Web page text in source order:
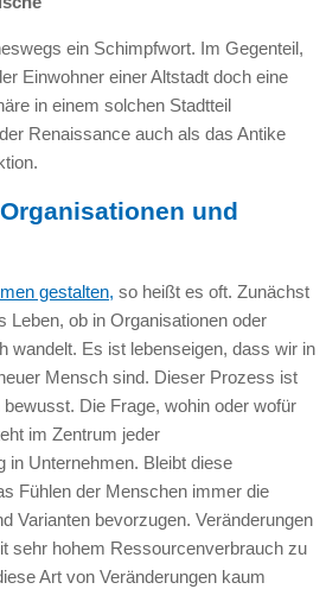
ein Schimpfwort. Im Gegenteil,
Einwohner einer Altstadt doch eine
in einem solchen Stadtteil
Renaissance auch als das Antike
und
gestalten, so heißt es oft. Zunächst
Leben, ob in Organisationen oder
wandelt. Es ist lebenseigen, dass wir in
Mensch sind. Dieser Prozess ist
Die Frage, wohin oder wofür
im Zentrum jeder
in Unternehmen. Bleibt diese
Fühlen der Menschen immer die
Varianten bevorzugen. Veränderungen
sehr hohem Ressourcenverbrauch zu
Art von Veränderungen kaum